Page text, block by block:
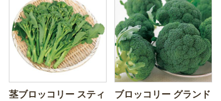
茎ブロッコリー スティ
ブロッコリー グランド